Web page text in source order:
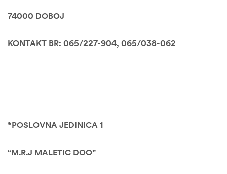
74000 DOBOJ
KONTAKT BR: 065/227-904, 065/038-062
*POSLOVNA JEDINICA 1
“M.R.J MALETIC DOO”